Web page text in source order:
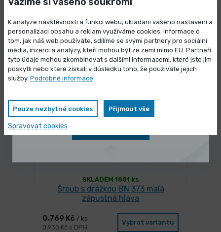
Mohlo by se Vám líbit
SKLADEM 1881 ks
Šroub s drážkou BN 373 malá
zápustná hlava
0,769 Kč / ks
0,930 Kč s DPH
Vybrat variantu
K analýze návštěvnosti a funkcí webu, ukládání vašeho nastavení a
personalizaci obsahu a reklam využíváme cookies. Informace o
tom, jak náš web používáte, sdílíme se svými partnery pro sociální
média, inzerci a analýzy, kteří mohou být ze zemí mimo EU. Partneři
tyto údaje mohou zkombinovat s dalšími informacemi, které jste jim
poskytli nebo které získali v důsledku toho, že používáte jejich
služby. Podrobné informace
Pouze nezbytné cookies Přijmout vše
Spravovat cookies
Výprodej skladových zásob
Vybrané produkty nyní pořídíte za